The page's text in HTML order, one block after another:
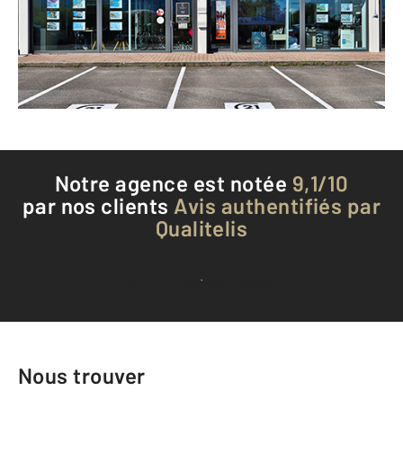
Envoyer un message
Téléphoner à l'agence
Notre agence est notée 9,1/10
par nos clients Avis authentifiés par
Qualitelis
Voir tous les avis clients
Nous trouver